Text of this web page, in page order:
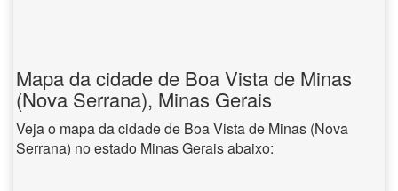
Mapa da cidade de Boa Vista de Minas
(Nova Serrana), Minas Gerais
Veja o mapa da cidade de Boa Vista de Minas (Nova
Serrana) no estado Minas Gerais abaixo: